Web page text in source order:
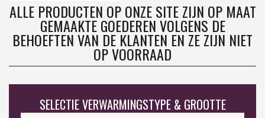
ALLE PRODUCTEN OP ONZE SITE ZIJN OP MAAT
GEMAAKTE GOEDEREN VOLGENS DE
BEHOEFTEN VAN DE KLANTEN EN ZE ZIJN NIET
OP VOORRAAD
SELECTIE VERWARMINGSTYPE & GROOTTE